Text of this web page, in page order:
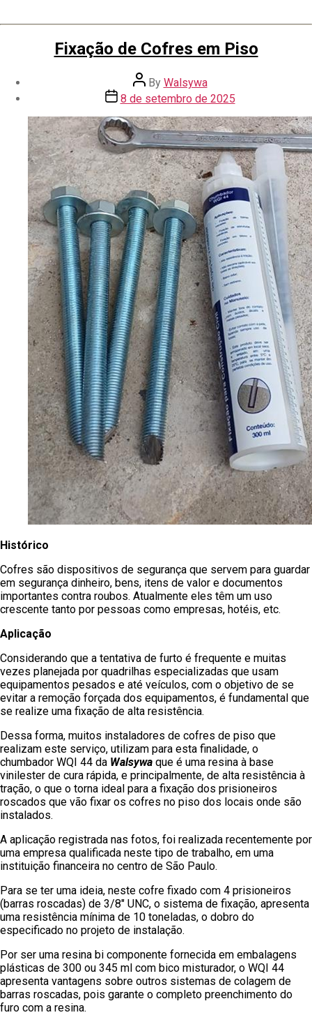
Fixação de Cofres em Piso
By Walsywa
8 de setembro de 2025
Histórico
Cofres são dispositivos de segurança que servem para guardar
em segurança dinheiro, bens, itens de valor e documentos
importantes contra roubos. Atualmente eles têm um uso
crescente tanto por pessoas como empresas, hotéis, etc.
Aplicação
Considerando que a tentativa de furto é frequente e muitas
vezes planejada por quadrilhas especializadas que usam
equipamentos pesados e até veículos, com o objetivo de se
evitar a remoção forçada dos equipamentos, é fundamental que
se realize uma fixação de alta resistência.
Dessa forma, muitos instaladores de cofres de piso que
realizam este serviço, utilizam para esta finalidade, o
chumbador WQI 44 da Walsywa que é uma resina à base
vinilester de cura rápida, e principalmente, de alta resistência à
tração, o que o torna ideal para a fixação dos prisioneiros
roscados que vão fixar os cofres no piso dos locais onde são
instalados.
A aplicação registrada nas fotos, foi realizada recentemente por
uma empresa qualificada neste tipo de trabalho, em uma
instituição financeira no centro de São Paulo.
Para se ter uma ideia, neste cofre fixado com 4 prisioneiros
(barras roscadas) de 3/8″ UNC, o sistema de fixação, apresenta
uma resistência mínima de 10 toneladas, o dobro do
especificado no projeto de instalação.
Por ser uma resina bi componente fornecida em embalagens
plásticas de 300 ou 345 ml com bico misturador, o WQI 44
apresenta vantagens sobre outros sistemas de colagem de
barras roscadas, pois garante o completo preenchimento do
furo com a resina.